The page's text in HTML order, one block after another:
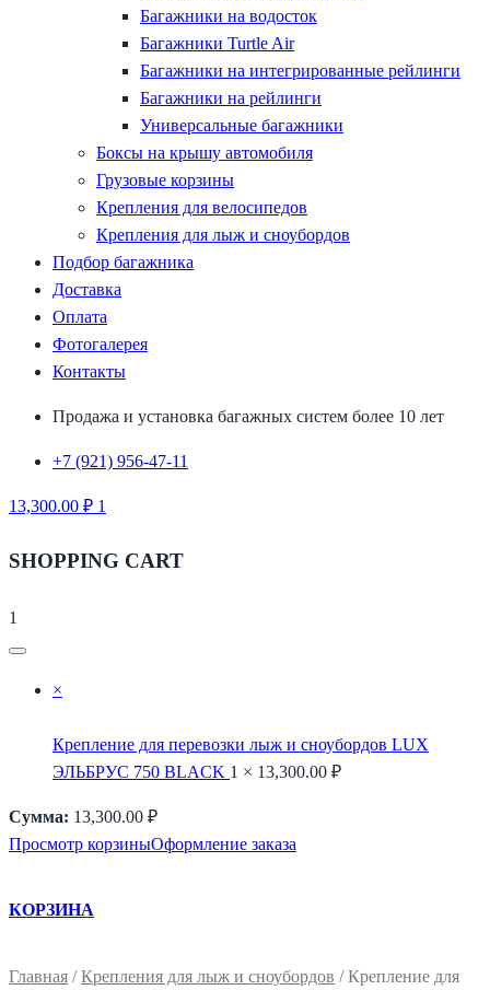
Багажники на водосток
Багажники Turtle Air
Багажники на интегрированные рейлинги
Багажники на рейлинги
Универсальные багажники
Боксы на крышу автомобиля
Грузовые корзины
Крепления для велосипедов
Крепления для лыж и сноубордов
Подбор багажника
Доставка
Оплата
Фотогалерея
Контакты
Продажа и установка багажных систем более 10 лет
+7 (921) 956-47-11
13,300.00 ₽ 1
SHOPPING CART
1
×
Крепление для перевозки лыж и сноубордов LUX
ЭЛЬБРУС 750 BLACK 1 × 13,300.00 ₽
Сумма: 13,300.00 ₽
Просмотр корзиныОформление заказа
КОРЗИНА
Главная /Крепления для лыж и сноубордов / Крепление для